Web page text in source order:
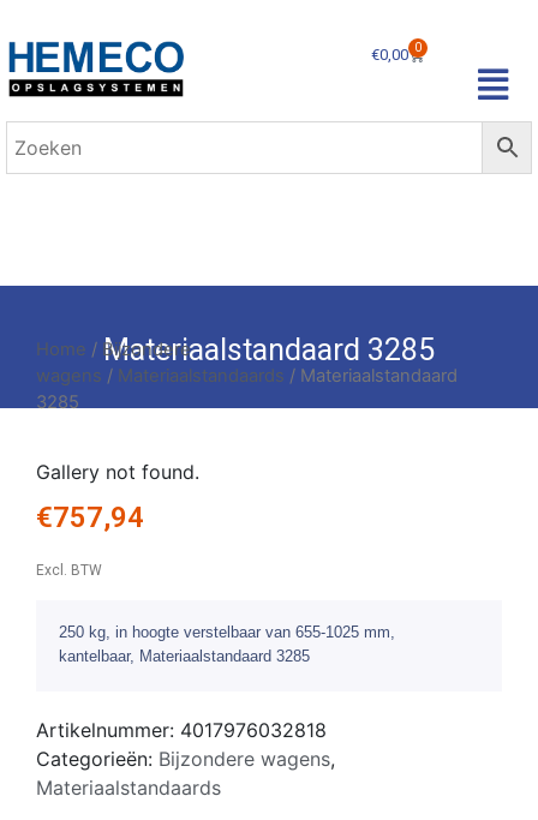
€0,00 0
Materiaalstandaard 3285
Home / Bijzondere
wagens / Materiaalstandaards / Materiaalstandaard
3285
Gallery not found.
€757,94
Excl. BTW
250 kg, in hoogte verstelbaar van 655-1025 mm,
kantelbaar, Materiaalstandaard 3285
Artikelnummer: 4017976032818
Categorieën: Bijzondere wagens,
Materiaalstandaards